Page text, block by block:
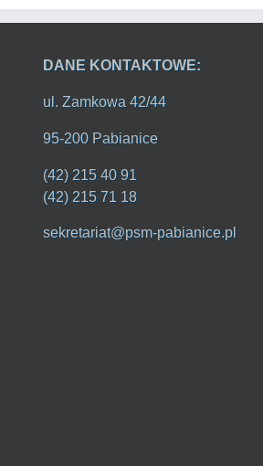
DANE KONTAKTOWE:
ul. Zamkowa 42/44
95-200 Pabianice
(42) 215 40 91
(42) 215 71 18
sekretariat@psm-pabianice.pl